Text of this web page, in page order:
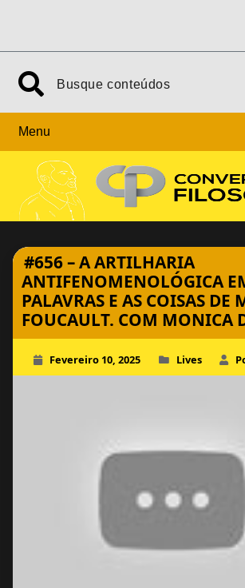
Search
Menu
#656 – A ARTILHARIA
ANTIFENOMENOLÓGICA
PALAVRAS E AS COISAS DE
FOUCAULT. COM MONICA
Fevereiro 10, 2025 Lives